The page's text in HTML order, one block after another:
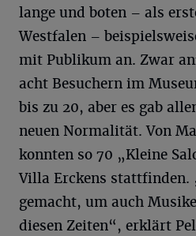
lange und boten – als
Westfalen –
mit Publikum an. Zwar
acht Besuchern im
bis zu 20, aber es gab
neuen Normalität. Von
konnten so 70 „Kleine
Villa Erckens stattfinden.
gemacht, um auch
diesen Zeiten“, erklärt